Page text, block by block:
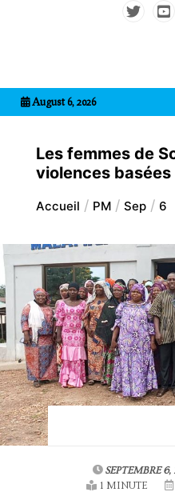
August 6, 2026
Les femmes de
violences basées
Accueil PM Sep 6
SEPTEMBRE
1 MINUTE